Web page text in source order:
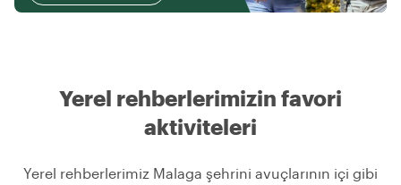
Yerel rehberlerimizin favori
aktiviteleri
Yerel rehberlerimiz Malaga şehrini avuçlarının içi gibi